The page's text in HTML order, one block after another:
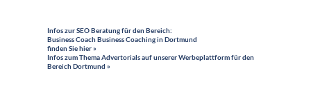
Infos zur SEO Beratung für den Bereich:
Business Coach Business Coaching in Dortmund
finden Sie hier »
Infos zum Thema Advertorials auf unserer Werbeplattform für den
Bereich Dortmund »